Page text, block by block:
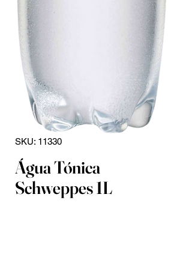
SKU: 11330
Água Tónica
Schweppes 1L